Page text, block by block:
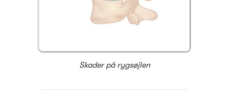
Skader på rygsøjlen